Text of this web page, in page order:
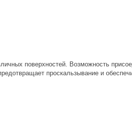
поверхностей. Возможность
проскальзывание и